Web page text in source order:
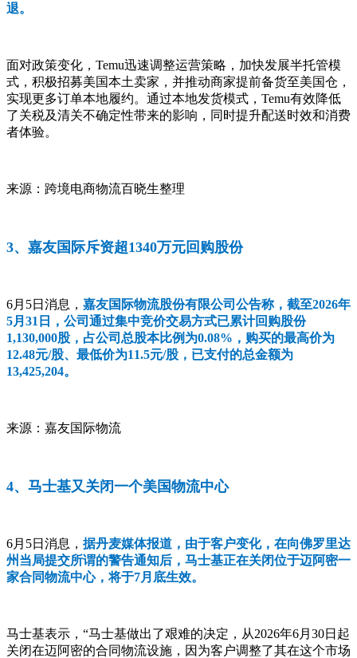
退。
面对政策变化，Temu迅速调整运营策略，加快发展半托管模
式，积极招募美国本土卖家，并推动商家提前备货至美国仓，
实现更多订单本地履约。通过本地发货模式，Temu有效降低
了关税及清关不确定性带来的影响，同时提升配送时效和消费
者体验。
来源：跨境电商物流百晓生整理
3、嘉友国际斥资超1340万元回购股份
6月5日消息， 嘉友国际物流股份有限公司公告称，截至2026年
5月31日，公司通过集中竞价交易方式已累计回购股份
1,130,000股，占公司总股本比例为0.08%，购买的最高价为
12.48元/股、最低价为11.5元/股，已支付的总金额为
13,425,204。
来源：嘉友国际物流
4、马士基又关闭一个美国物流中心
6月5日消息， 据丹麦媒体报道，由于客户变化，在向佛罗里达
州当局提交所谓的警告通知后，马士基正在关闭位于迈阿密一
家合同物流中心，将于7月底生效。
马士基表示，“马士基做出了艰难的决定，从2026年6月30日起
关闭在迈阿密的合同物流设施，因为客户调整了其在这个市场